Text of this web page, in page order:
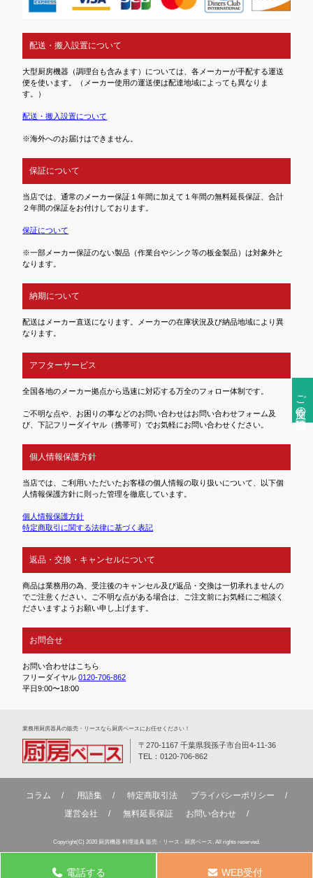
ご注文前の確認事項
配送・搬入設置について
大型厨房機器（調理台も含みます）については、各メーカーが手配する運送
便を使います。（メーカー使用の運送便は配達地域によっても異なりま
す。）
配送・搬入設置について
※海外へのお届けはできません。
保証について
当店では、通常のメーカー保証１年間に加えて１年間の無料延長保証、合計
２年間の保証をお付けしております。
保証について
※一部メーカー保証のない製品（作業台やシンク等の板金製品）は対象外と
なります。
納期について
配送はメーカー直送になります。メーカーの在庫状況及び納品地域により異
なります。
アフターサービス
全国各地のメーカー拠点から迅速に対応する万全のフォロー体制です。
ご不明な点や、お困りの事などのお問い合わせはお問い合わせフォーム及
び、下記フリーダイヤル（携帯可）でお気軽にお問い合わせください。
個人情報保護方針
当店では、ご利用いただいたお客様の個人情報の取り扱いについて、以下個
人情報保護方針に則った管理を徹底しています。
個人情報保護方針
特定商取引に関する法律に基づく表記
返品・交換・キャンセルについて
商品は業務用の為、受注後のキャンセル及び返品・交換は一切承れませんの
でご注意ください。ご不明な点がある場合は、ご注文前にお気軽にご相談く
ださいますようお願い申し上げます。
お問合せ
お問い合わせはこちら
フリーダイヤル0120-706-862
平日9:00〜18:00
業務⽤厨房器具の販売・リースなら厨房ベースにお任せください！
〒270-1167 千葉県我孫子市台田4-11-36
TEL：0120-706-862
コラム 用語集 特定商取引法
プライバシーポリシー
運営会社
無料延⻑保証 お問い合わせ
Copyright(C) 2020 厨房機器 料理道具 販売・リース - 厨房ベース. All rights reserved.
電話する WEB受付